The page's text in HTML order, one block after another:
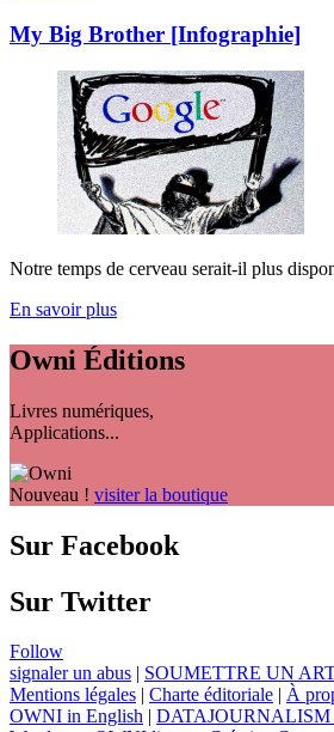
My Big Brother [Infographie]
Notre temps de cerveau serait-il plus
En savoir plus
Owni Éditions
Livres numériques,
Applications...
Nouveau ! visiter la boutique
Sur Facebook
Sur Twitter
Follow
signaler un abus
SOUMETTRE UN
Mentions légales
Charte éditoriale À
OWNI in English
DATAJOURNALISM